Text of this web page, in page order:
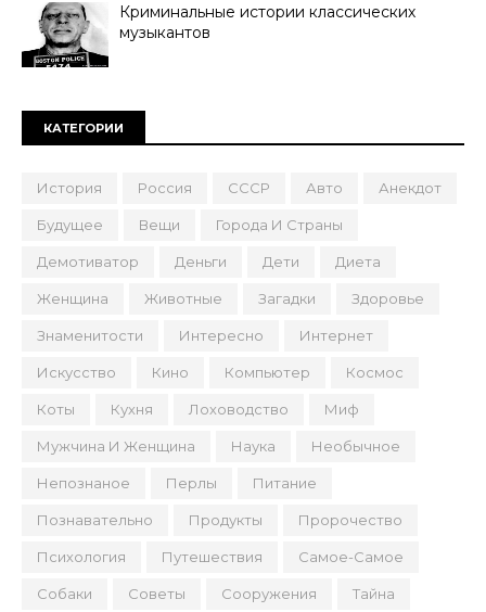
Криминальные истории классических
музыкантов
КАТЕГОРИИ
История Россия СССР Авто Анекдот
Будущее Вещи Города И Страны
Демотиватор Деньги Дети Диета
Женщина Животные Загадки Здоровье
Знаменитости Интересно Интернет
Искусство Кино Компьютер Космос
Коты Кухня Лоховодство Миф
Мужчина И Женщина Наука Необычное
Непознаное Перлы Питание
Познавательно Продукты Пророчество
Психология Путешествия Самое-Самое
Собаки Советы Сооружения Тайна